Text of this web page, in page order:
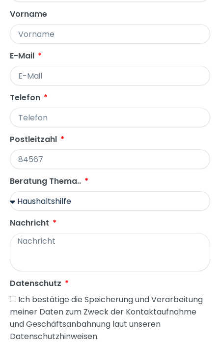
Vorname
E-Mail
Telefon
Postleitzahl
Beratung Thema..
Nachricht
Datenschutz
Ich bestätige die Speicherung und Verarbeitung
meiner Daten zum Zweck der Kontaktaufnahme
und Geschäftsanbahnung laut unseren
Datenschutzhinweisen.